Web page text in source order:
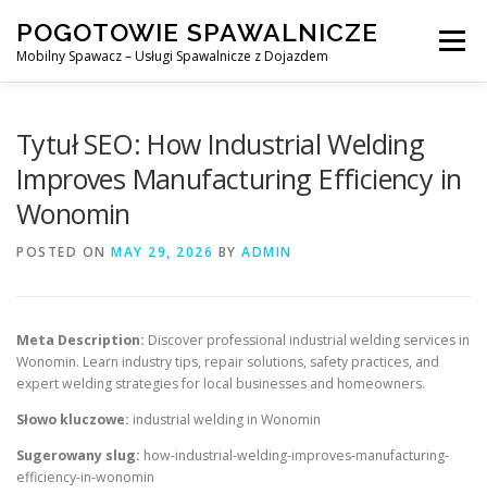
content
POGOTOWIE SPAWALNICZE
Mobilny Spawacz – Usługi Spawalnicze z Dojazdem
Menu
SPAWANIE MIG/MAG (GMAW)
Tytuł SEO: How Industrial Welding
Improves Manufacturing Efficiency in
Wonomin
POSTED ON MAY 29, 2026 BY ADMIN
Meta Description: Discover professional industrial welding services in
Wonomin. Learn industry tips, repair solutions, safety practices, and
expert welding strategies for local businesses and homeowners.
Słowo kluczowe: industrial welding in Wonomin
Sugerowany slug: how-industrial-welding-improves-manufacturing-
efficiency-in-wonomin